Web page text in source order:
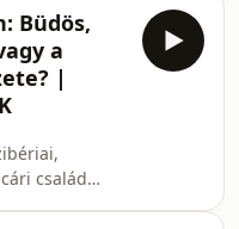
az adásban
járjuk körül a
és azt,
Államok
Visit
Büdös,
a
|
család